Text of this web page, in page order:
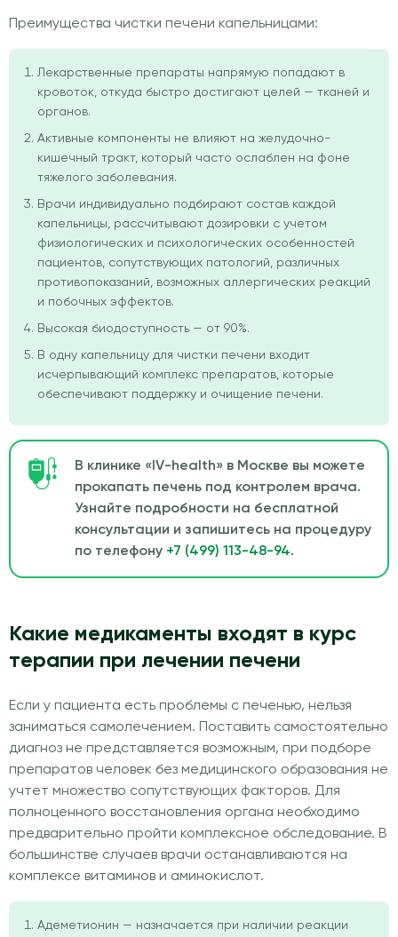
Преимущества чистки печени капельницами:
Лекарственные препараты напрямую попадают в
кровоток, откуда быстро достигают целей — тканей и
органов.
Активные компоненты не влияют на желудочно-
кишечный тракт, который часто ослаблен на фоне
тяжелого заболевания.
Врачи индивидуально подбирают состав каждой
капельницы, рассчитывают дозировки с учетом
физиологических и психологических особенностей
пациентов, сопутствующих патологий, различных
противопоказаний, возможных аллергических реакций
и побочных эффектов.
Высокая биодоступность — от 90%.
В одну капельницу для чистки печени входит
исчерпывающий комплекс препаратов, которые
обеспечивают поддержку и очищение печени.
В клинике «IV-health» в Москве вы можете
прокапать печень под контролем врача.
Узнайте подробности на бесплатной
консультации и запишитесь на процедуру
по телефону +7 (499) 113-48-94.
Какие медикаменты входят в курс
терапии при лечении печени
Если у пациента есть проблемы с печенью, нельзя
заниматься самолечением. Поставить самостоятельно
диагноз не представляется возможным, при подборе
препаратов человек без медицинского образования не
учтет множество сопутствующих факторов. Для
полноценного восстановления органа необходимо
предварительно пройти комплексное обследование. В
большинстве случаев врачи останавливаются на
комплексе витаминов и аминокислот.
Адеметионин — назначается при наличии реакции